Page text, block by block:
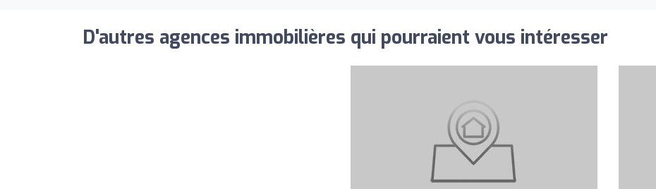
D'autres agences immobilières qui pourraient vous intéresser